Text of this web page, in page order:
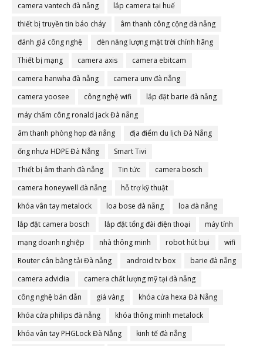
camera vantech đà nẵng
lắp camera tại huế
thiết bị truyền tin báo cháy
âm thanh công cộng đà nẵng
đánh giá công nghệ
đèn năng lượng mặt trời chính hãng
Thiết bị mạng
camera axis
camera ebitcam
camera hanwha đà nẵng
camera unv đà nẵng
camera yoosee
công nghệ wifi
lắp đặt barie đà nẵng
máy chấm công ronald jack Đà nẵng
âm thanh phòng họp đà nẵng
địa điểm du lịch Đà Nẵng
ống nhựa HDPE Đà Nẵng
Smart Tivi
Thiết bị âm thanh đà nẵng
Tin tức
camera bosch
camera honeywell đà nẵng
hỗ trợ kỹ thuật
khóa vân tay metalock
loa bose đà nẵng
loa đà nẵng
lắp đặt camera bosch
lắp đặt tổng đài điện thoại
máy tính
mạng doanh nghiệp
nhà thông minh robot hút bụi
wifi
Router cân bằng tải Đà nẵng
android tv box
barie đà nẵng
camera advidia
camera chất lượng mỹ tại đà nẵng
công nghệ bán dẫn
giá vàng
khóa cửa hexa Đà Nẵng
khóa cửa philips đà nẵng
khóa thông minh metalock
khóa vân tay PHGLock Đà Nẵng
kinh tế đà nẵng